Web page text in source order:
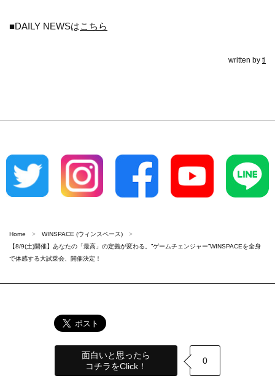
■DAILY NEWSはこちら
written by ti
Home
WINSPACE (ウィンスペース)
【8/9(土)開催】あなたの「最高」の定義が変わる。”ゲームチェンジャー”WINSPACEを全身
で体感する大試乗会、開催決定！
面白いと思ったら
コチラをClick！
0